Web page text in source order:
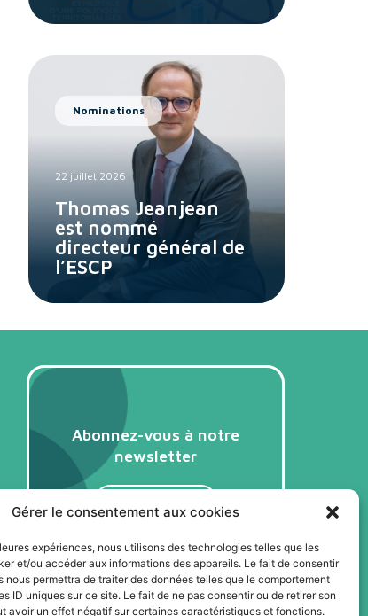
Gérer le consentement aux cookies
expériences, nous utilisons des technologies telles que les
et/ou accéder aux informations des appareils. Le fait de consentir
nous permettra de traiter des données telles que le comportement
ID uniques sur ce site. Le fait de ne pas consentir ou de retirer son
avoir un effet négatif sur certaines caractéristiques et fonctions.
Nominations
22 juillet 2026
Thomas Jeanjean
est nommé
directeur général de
l’ESCP
Abonnez-vous à notre
newsletter
Je m'abonne